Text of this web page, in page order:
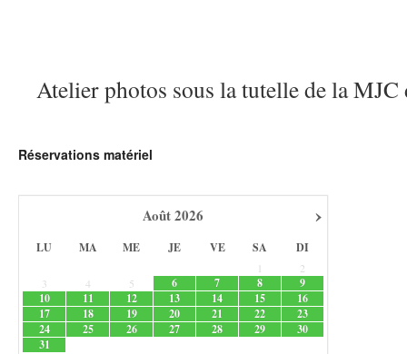
Atelier photos sous la tutelle de la
Réservations matériel
›
Août2026
LU MA ME JE VE SA DI
1
2
3
4 5 6 7 8
9
10
11 12 13 14 15
16
17
18 19 20 21 22
23
24
25 26 27 28 29
30
31